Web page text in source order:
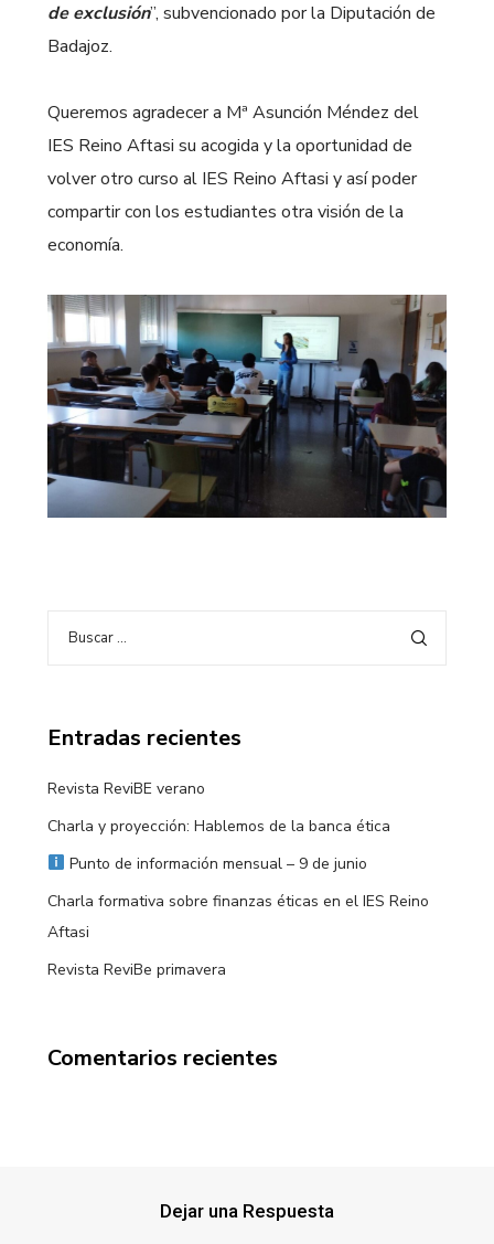
de exclusión”, subvencionado por la Diputación de
Badajoz.
Queremos agradecer a Mª Asunción Méndez del
IES Reino Aftasi su acogida y la oportunidad de
volver otro curso al IES Reino Aftasi y así poder
compartir con los estudiantes otra visión de la
economía.
Entradas recientes
Revista ReviBE verano
Charla y proyección: Hablemos de la banca ética
Punto de información mensual – 9 de junio
Charla formativa sobre finanzas éticas en el IES Reino
Aftasi
Revista ReviBe primavera
Comentarios recientes
Dejar una Respuesta